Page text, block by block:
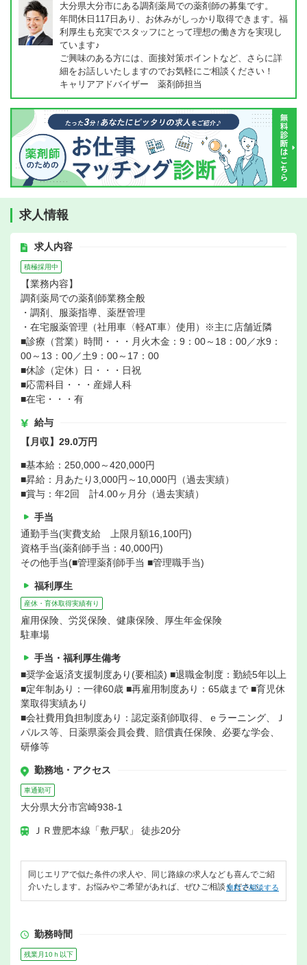
大分県大分市にある調剤薬局での薬剤師の募集です。
年間休日117日あり、お休みがしっかり取得できます。福
利厚生も充実でスタッフにとって理想の働き方を実現し
ています♪
ご興味のある方には、面接対策ポイントなど、さらに詳
細をお話しいたしますのでお気軽にご相談ください！
キャリアアドバイザー 薬剤師担当
求人情報
求人内容
積極採用中
【業務内容】
調剤薬局での薬剤師業務全般
・調剤、服薬指導、薬歴管理
・在宅服薬管理（社用車〈軽AT車〉使用）※主に店舗近隣
■診療（営業）時間・・・月火木金：9：00～18：00／水9：
00～13：00／土9：00～17：00
■休診（定休）日・・・日祝
■応需科目・・・産婦人科
■在宅・・・有
給与
【月収】29.0万円
■基本給：250,000～420,000円
■昇給：月あたり3,000円～10,000円（過去実績）
■賞与：年2回 計4.00ヶ月分（過去実績）
手当
通勤手当(実費支給 上限月額16,100円)
資格手当(薬剤師手当：40,000円)
その他手当(■管理薬剤師手当 ■管理職手当)
福利厚生
産休・育休取得実績有り
雇用保険、労災保険、健康保険、厚生年金保険
駐車場
手当・福利厚生備考
■奨学金返済支援制度あり(要相談) ■退職金制度：勤続5年以上
■定年制あり：一律60歳 ■再雇用制度あり：65歳まで ■育児休
業取得実績あり
■会社費用負担制度あり：認定薬剤師取得、ｅラーニング、Ｊ
パルス等、日薬県薬会員会費、賠償責任保険、必要な学会、
研修等
勤務地・アクセス
車通勤可
大分県大分市宮崎938-1
ＪＲ豊肥本線「敷戸駅」 徒歩20分
同じエリアで似た条件の求人や、同じ路線の求人なども喜んでご紹
介いたします。お悩みやご希望があれば、ぜひご相談ください。
無料で相談する
勤務時間
残業月10ｈ以下